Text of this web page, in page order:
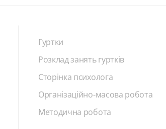
Гуртки
Розклад занять гуртків
Сторінка психолога
Організаційно-масова робота
Методична робота